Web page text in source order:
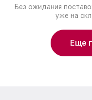
Без ожидания
уже на
Еще